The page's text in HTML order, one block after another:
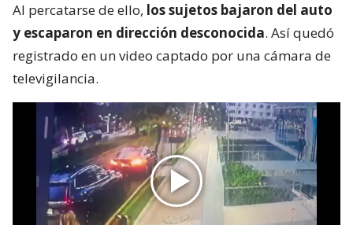
Al percatarse de ello, los sujetos bajaron del auto
y escaparon en dirección desconocida. Así quedó
registrado en un video captado por una cámara de
televigilancia.